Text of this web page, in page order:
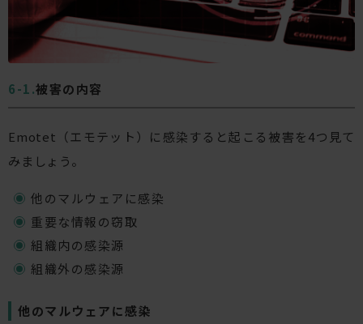
被害の内容
Emotet（エモテット）に感染すると起こる被害を4つ見て
みましょう。
他のマルウェアに感染
重要な情報の窃取
組織内の感染源
組織外の感染源
他のマルウェアに感染